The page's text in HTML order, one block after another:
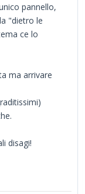
pannello,
"dietro le
ce lo
ma arrivare
disagi!